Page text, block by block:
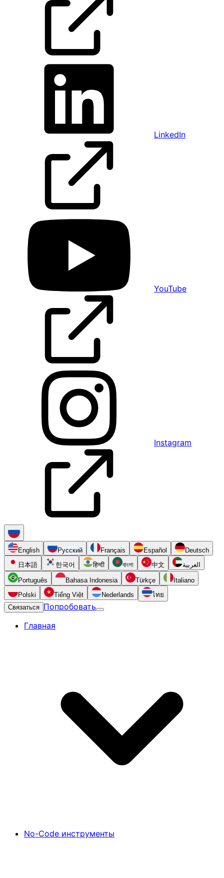
LinkedIn
YouTube
Instagram
English Русский Français Español
Deutsch
日本語
한국어 हिन्दी বাংলা 中文 العربية
Português Bahasa Indonesia Türkçe
Italiano
Polski
Tiếng Việt Nederlands
ไทย
Связаться Попробовать
Главная
No-Code инструменты